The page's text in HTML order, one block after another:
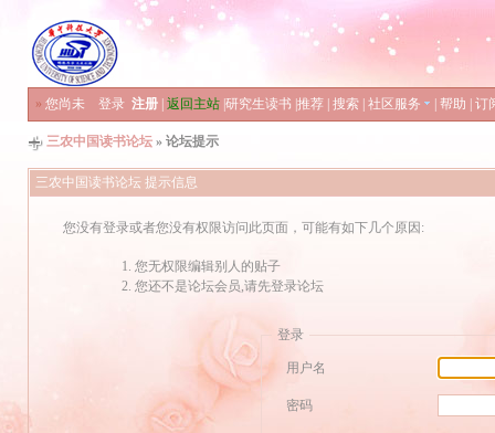
» 您尚未 登录 注册 返回主站 研究生读书 推荐 搜索 社区服务 帮助 订
三农中国读书论坛 » 论坛提示
三农中国读书论坛 提示信息
您没有登录或者您没有权限访问此页面，可能有如下几个原因:
您无权限编辑别人的贴子
您还不是论坛会员,请先登录论坛
登录
用户名
密码